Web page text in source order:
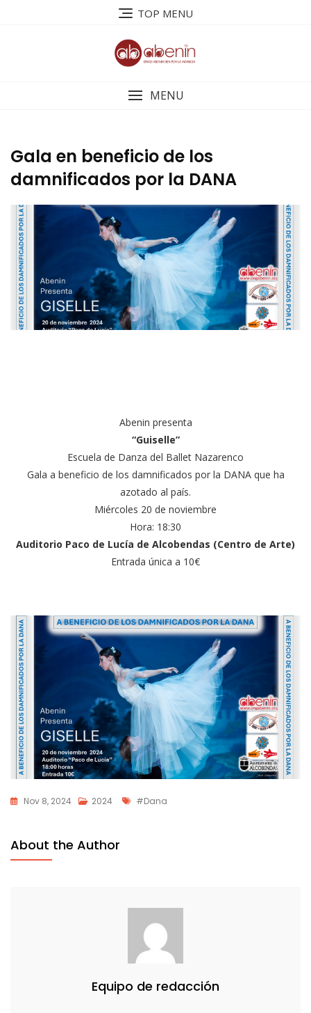
TOP MENU
MENU
Gala en beneficio de los
damnificados por la DANA
Abenin presenta
“Guiselle”
Escuela de Danza del Ballet Nazarenco
Gala a beneficio de los damnificados por la DANA que ha
azotado al país.
Miércoles 20 de noviembre
Hora: 18:30
Auditorio Paco de Lucía de Alcobendas (Centro de Arte)
Entrada única a 10€
Nov 8, 2024 2024 Etiquetas
#dana
About the Author
Equipo de redacción